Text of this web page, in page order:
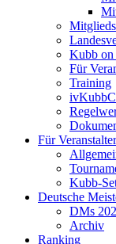
Kubb on
Für
Training
ivKubbC
Für Veranstalter
Kubb-
Deutsche
DMs
Archiv
Ranking